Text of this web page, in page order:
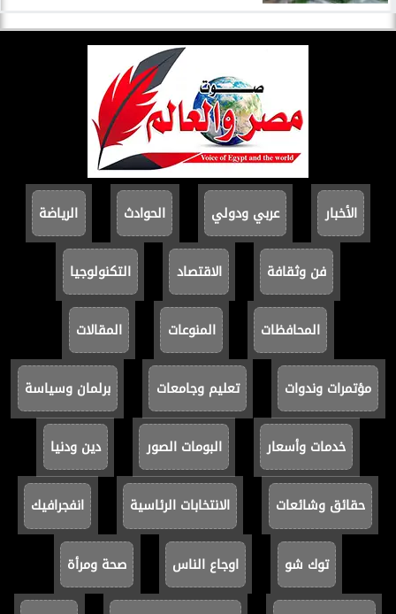
الأخبار عربي ودولي الحوادث الرياضة
فن وثقافة الاقتصاد التكنولوجيا
المحافظات المنوعات المقالات
مؤتمرات وندوات تعليم وجامعات برلمان وسياسة
خدمات وأسعار البومات الصور دين ودنيا
حقائق وشائعات الانتخابات الرئاسية انفجرافيك
توك شو اوجاع الناس صحة ومرأة